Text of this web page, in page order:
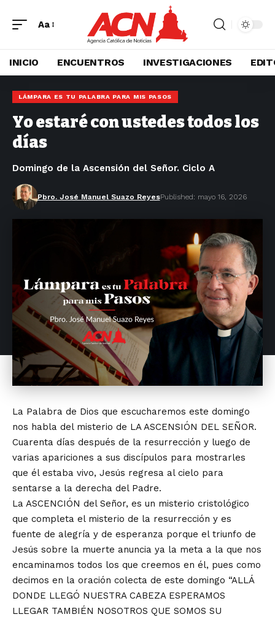
Aa
INICIO ENCUENTROS INVESTIGACIONES
LÁMPARA ES TU PALABRA PARA MIS PASOS
Yo estaré con ustedes todos los
días
Domingo de la Ascensión del Señor. Ciclo A
Pbro. José Manuel Suazo ReyesPublished: mayo 16, 2026
La Palabra de Dios que escucharemos este domingo
nos habla del misterio de LA ASCENSIÓN DEL SEÑOR.
Cuarenta días después de la resurrección y luego de
varias apariciones a sus discípulos para mostrarles
que él estaba vivo, Jesús regresa al cielo para
sentarse a la derecha del Padre.
La ASCENCIÓN del Señor, es un misterio cristológico
que completa el misterio de la resurrección y es
fuente de alegría y de esperanza porque el triunfo de
Jesús sobre la muerte anuncia ya la meta a la que nos
encaminamos todos los que creemos en él, pues como
decimos en la oración colecta de este domingo “ALLÁ
DONDE LLEGÓ NUESTRA CABEZA ESPERAMOS
LLEGAR TAMBIÉN NOSOTROS QUE SOMOS SU